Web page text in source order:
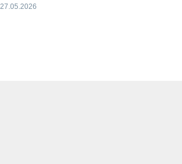
27.05.2026